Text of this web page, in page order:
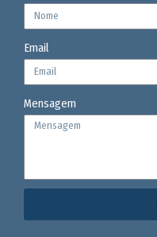
Email
Mensagem